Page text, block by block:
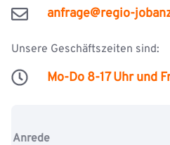
Anrede
anfrage@regio-
Unsere Geschäftszeiten sind:
Mo-Do 8-17 Uhr und